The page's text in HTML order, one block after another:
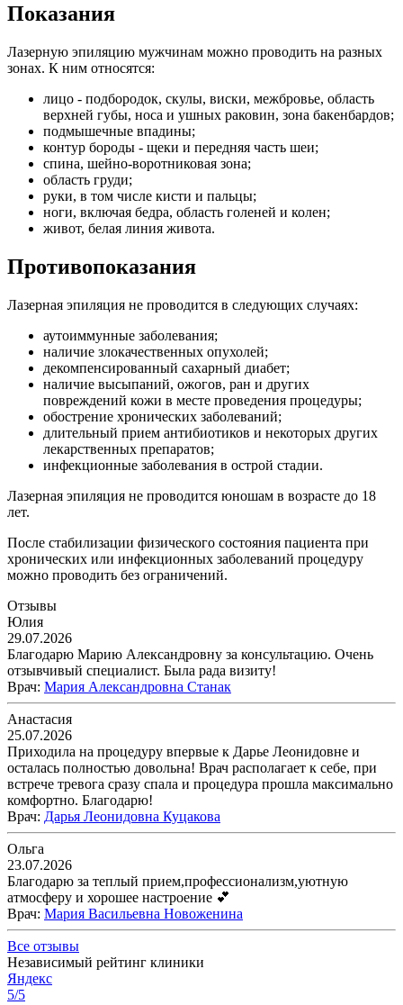
Показания
Лазерную эпиляцию мужчинам можно проводить на разных
зонах. К ним относятся:
лицо - подбородок, скулы, виски, межбровье, область
верхней губы, носа и ушных раковин, зона бакенбардов;
подмышечные впадины;
контур бороды - щеки и передняя часть шеи;
спина, шейно-воротниковая зона;
область груди;
руки, в том числе кисти и пальцы;
ноги, включая бедра, область голеней и колен;
живот, белая линия живота.
Противопоказания
Лазерная эпиляция не проводится в следующих случаях:
аутоиммунные заболевания;
наличие злокачественных опухолей;
декомпенсированный сахарный диабет;
наличие высыпаний, ожогов, ран и других
повреждений кожи в месте проведения процедуры;
обострение хронических заболеваний;
длительный прием антибиотиков и некоторых других
лекарственных препаратов;
инфекционные заболевания в острой стадии.
Лазерная эпиляция не проводится юношам в возрасте до 18
лет.
После стабилизации физического состояния пациента при
хронических или инфекционных заболеваний процедуру
можно проводить без ограничений.
Отзывы
Юлия
29.07.2026
Благодарю Марию Александровну за консультацию. Очень
отзывчивый специалист. Была рада визиту!
Врач: Мария Александровна Станак
Анастасия
25.07.2026
Приходила на процедуру впервые к Дарье Леонидовне и
осталась полностью довольна! Врач располагает к себе, при
встрече тревога сразу спала и процедура прошла максимально
комфортно. Благодарю!
Врач: Дарья Леонидовна Куцакова
Ольга
23.07.2026
Благодарю за теплый прием,профессионализм,уютную
атмосферу и хорошее настроение 💕
Врач: Мария Васильевна Новоженина
Все отзывы
Независимый рейтинг клиники
Яндекс
5/5